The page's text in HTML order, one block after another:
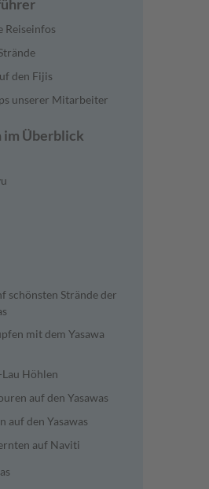
Reiseinfos
den Fijis
unserer Mitarbeiter
im Überblick
schönsten Strände der
mit dem Yasawa
Lau Höhlen
auf den Yasawas
auf den Yasawas
auf Naviti